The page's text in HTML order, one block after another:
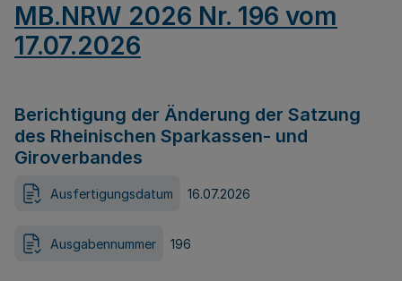
MB.NRW 2026 Nr. 196 vom
17.07.2026
Berichtigung der Änderung der Satzung
des Rheinischen Sparkassen- und
Giroverbandes
Ausfertigungsdatum 16.07.2026
Ausgabennummer 196